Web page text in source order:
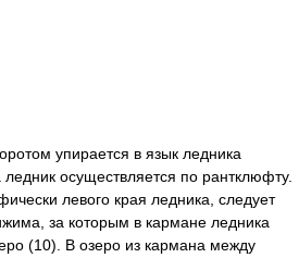
упирается в язык ледника
осуществляется по рантклюфту.
левого края ледника, следует
за которым в кармане ледника
(10). В озеро из кармана между